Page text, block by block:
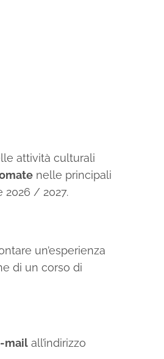
attività culturali
nelle principali
2026 / 2027.
un’esperienza
di un corso di
mail all’indirizzo